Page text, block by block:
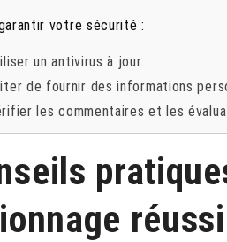
votre sécurité :
un antivirus à jour.
de fournir des informations
les commentaires et les